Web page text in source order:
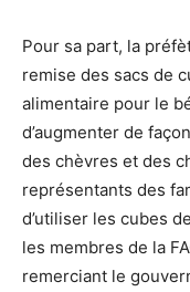
Pour sa part, la
remise des sacs de
alimentaire pour le
d’augmenter de
des chèvres et des
représentants des
d’utiliser les cubes
les membres de la
remerciant le